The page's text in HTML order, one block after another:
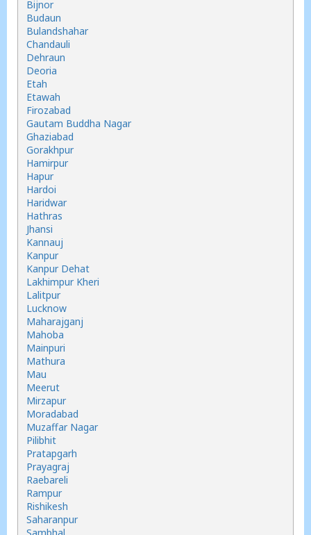
Bijnor
Budaun
Bulandshahar
Chandauli
Dehraun
Deoria
Etah
Etawah
Firozabad
Gautam Buddha Nagar
Ghaziabad
Gorakhpur
Hamirpur
Hapur
Hardoi
Haridwar
Hathras
Jhansi
Kannauj
Kanpur
Kanpur Dehat
Lakhimpur Kheri
Lalitpur
Lucknow
Maharajganj
Mahoba
Mainpuri
Mathura
Mau
Meerut
Mirzapur
Moradabad
Muzaffar Nagar
Pilibhit
Pratapgarh
Prayagraj
Raebareli
Rampur
Rishikesh
Saharanpur